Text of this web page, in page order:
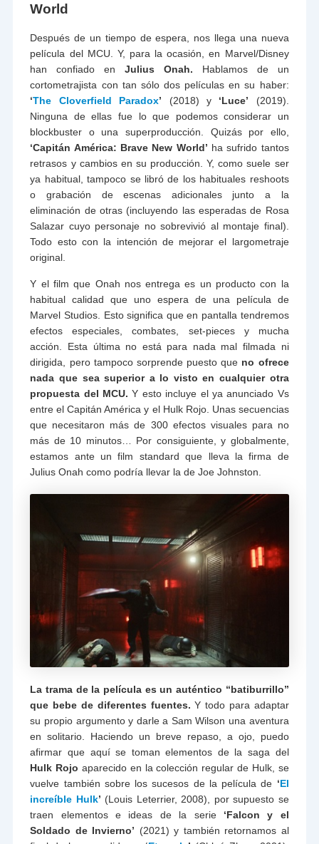
World
Después de un tiempo de espera, nos llega una nueva
película del MCU. Y, para la ocasión, en Marvel/Disney
han confiado en Julius Onah. Hablamos de un
cortometrajista con tan sólo dos películas en su haber:
‘The Cloverfield Paradox’ (2018) y ‘Luce’ (2019).
Ninguna de ellas fue lo que podemos considerar un
blockbuster o una superproducción. Quizás por ello,
‘Capitán América: Brave New World’ ha sufrido tantos
retrasos y cambios en su producción. Y, como suele ser
ya habitual, tampoco se libró de los habituales reshoots
o grabación de escenas adicionales junto a la
eliminación de otras (incluyendo las esperadas de Rosa
Salazar cuyo personaje no sobrevivió al montaje final).
Todo esto con la intención de mejorar el largometraje
original.
Y el film que Onah nos entrega es un producto con la
habitual calidad que uno espera de una película de
Marvel Studios. Esto significa que en pantalla tendremos
efectos especiales, combates, set-pieces y mucha
acción. Esta última no está para nada mal filmada ni
dirigida, pero tampoco sorprende puesto que no ofrece
nada que sea superior a lo visto en cualquier otra
propuesta del MCU. Y esto incluye el ya anunciado Vs
entre el Capitán América y el Hulk Rojo. Unas secuencias
que necesitaron más de 300 efectos visuales para no
más de 10 minutos… Por consiguiente, y globalmente,
estamos ante un film standard que lleva la firma de
Julius Onah como podría llevar la de Joe Johnston.
La trama de la película es un auténtico “batiburrillo”
que bebe de diferentes fuentes. Y todo para adaptar
su propio argumento y darle a Sam Wilson una aventura
en solitario. Haciendo un breve repaso, a ojo, puedo
afirmar que aquí se toman elementos de la saga del
Hulk Rojo aparecido en la colección regular de Hulk, se
vuelve también sobre los sucesos de la película de ‘El
increíble Hulk’ (Louis Leterrier, 2008), por supuesto se
traen elementos e ideas de la serie ‘Falcon y el
Soldado de Invierno’ (2021) y también retornamos al